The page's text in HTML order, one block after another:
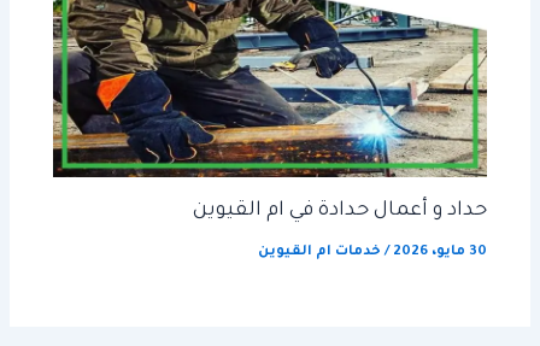
حداد و أعمال حدادة في ام القيوين
30 مايو، 2026 / خدمات ام القيوين